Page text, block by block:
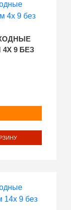
9 БЕЗ